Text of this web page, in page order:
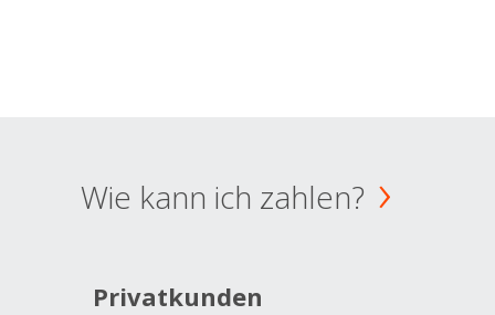
Wie kann ich zahlen?
Privatkunden